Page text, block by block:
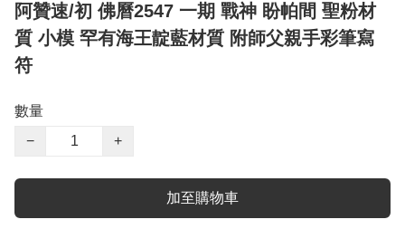
阿贊速/初 佛曆2547 一期 戰神 盼帕間 聖粉材
質 小模 罕有海王靛藍材質 附師父親手彩筆寫
符
數量
−
+
加至購物車